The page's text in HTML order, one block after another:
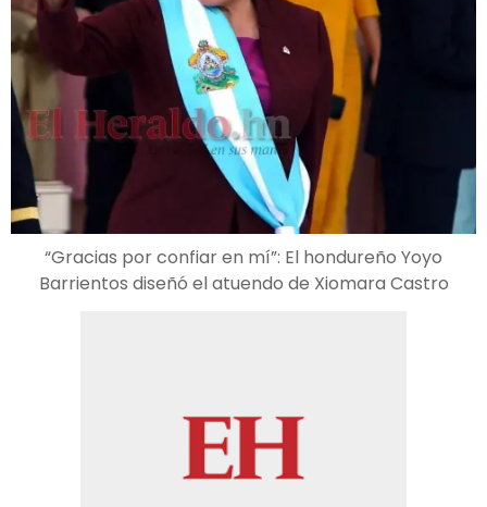
“Gracias por confiar en mí”: El hondureño Yoyo
Barrientos diseñó el atuendo de Xiomara Castro